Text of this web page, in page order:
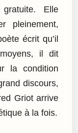
Elle
pleinement,
écrit qu’il
il dit
la condition
discours,
Griot arrive
à la fois.